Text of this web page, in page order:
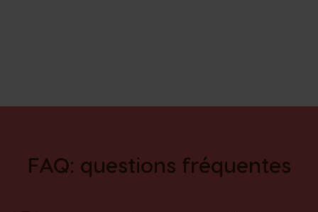
FAQ: questions fréquentes